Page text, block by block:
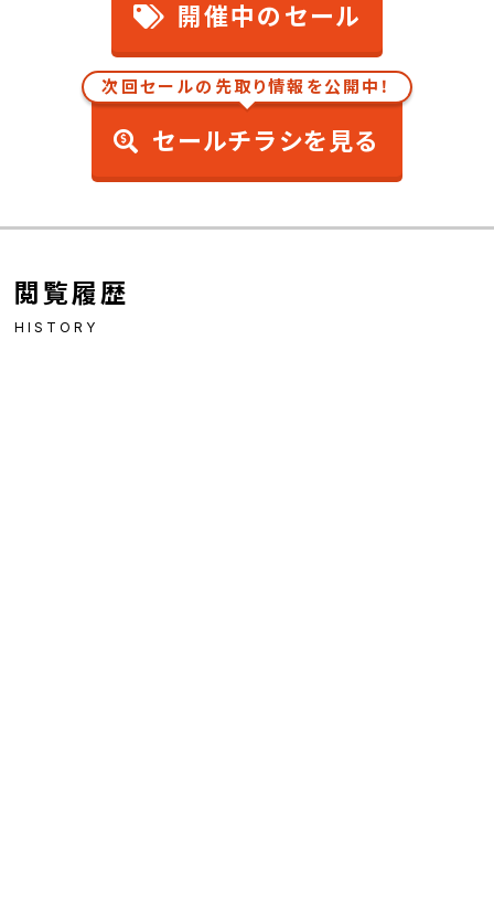
開催中のセール
次回セールの先取り情報を公開中！
セールチラシを見る
閲覧履歴
HISTORY